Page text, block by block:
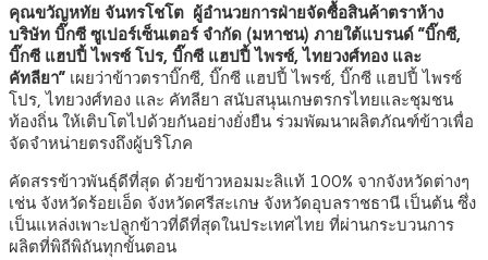
คุณขวัญหทัย จันทรโชโต ผู้อำนวยการฝ่ายจัดซื้อสินค้าตราห้าง
บริษัท บิ๊กซี ซูเปอร์เซ็นเตอร์ จำกัด (มหาชน) ภายใต้แบรนด์ “บิ๊กซี,
บิ๊กซี แฮปปี้ ไพรซ์ โปร, บิ๊กซี แฮปปี้ ไพรซ์, ไทยวงศ์ทอง และ
คัทลียา” เผยว่าข้าวตราบิ๊กซี, บิ๊กซี แฮปปี้ ไพรซ์, บิ๊กซี แฮปปี้ ไพรซ์
โปร, ไทยวงศ์ทอง และ คัทลียา สนับสนุนเกษตรกรไทยและชุมชน
ท้องถิ่น ให้เติบโตไปด้วยกันอย่างยั่งยืน ร่วมพัฒนาผลิตภัณฑ์ข้าวเพื่อ
จัดจำหน่ายตรงถึงผู้บริโภค
คัดสรรข้าวพันธุ์ดีที่สุด ด้วยข้าวหอมมะลิแท้ 100% จากจังหวัดต่างๆ
เช่น จังหวัดร้อยเอ็ด จังหวัดศรีสะเกษ จังหวัดอุบลราชธานี เป็นต้น ซึ่ง
เป็นแหล่งเพาะปลูกข้าวที่ดีที่สุดในประเทศไทย ที่ผ่านกระบวนการ
ผลิตที่พิถีพิถันทุกขั้นตอน